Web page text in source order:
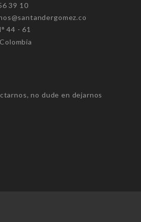
39 10
44 - 61
no dude en dejarnos